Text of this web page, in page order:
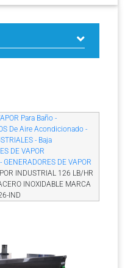
Para Baño -
De Aire Acondicionado -
- Baja
DE VAPOR
GENERADORES DE VAPOR
INDUSTRIAL 126 LB/HR
INOXIDABLE MARCA
IND